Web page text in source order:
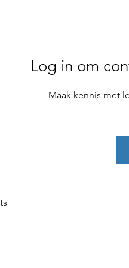
Log in om
Maak kennis met